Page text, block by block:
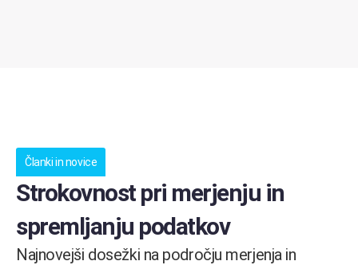
Članki in novice
Strokovnost pri merjenju in
spremljanju podatkov
Najnovejši dosežki na področju merjenja in